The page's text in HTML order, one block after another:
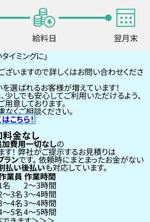
イミングに」
いますので詳しくはお問い合わせくださ
選ばれるお客様が増えています！
少しでも安心してご利用いただけるよう、
意しております。
くご相談ください。
こちら！
金なし
費用一切なしの
！弊社がご提示するお見積りは
ランです。依頼時にまとまったお金がない
払い後払いも対応しています。
業員 作業時間
名 2〜3時間
〜3名3〜4時間
〜4名3〜4時間
〜5名4〜5時間